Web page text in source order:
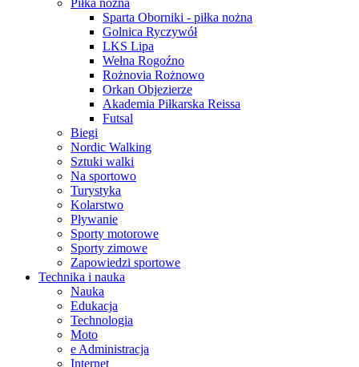
Piłka nożna
Sparta Oborniki - piłka nożna
Golnica Ryczywół
LKS Lipa
Wełna Rogoźno
Rożnovia Rożnowo
Orkan Objezierze
Akademia Piłkarska Reissa
Futsal
Biegi
Nordic Walking
Sztuki walki
Na sportowo
Turystyka
Kolarstwo
Pływanie
Sporty motorowe
Sporty zimowe
Zapowiedzi sportowe
Technika i nauka
Nauka
Edukacja
Technologia
Moto
e Administracja
Internet